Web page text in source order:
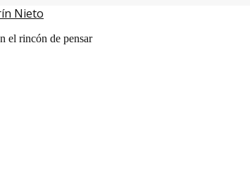
Nieto
el rincón de pensar